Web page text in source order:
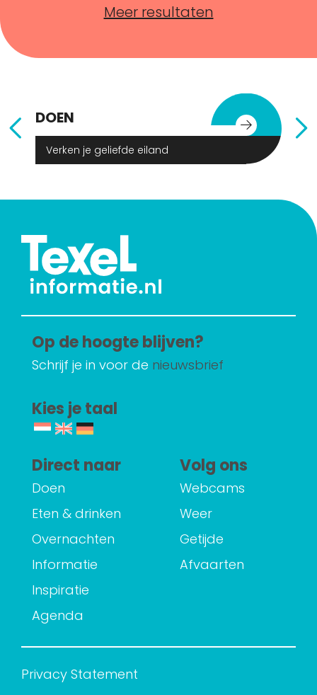
Meer resultaten
DOEN
Verken je geliefde eiland
Op de hoogte blijven?
Schrijf je in voor de nieuwsbrief
Kies je taal
Direct naar
Doen
Eten & drinken
Overnachten
Informatie
Inspiratie
Agenda
Volg ons
Webcams
Weer
Getijde
Afvaarten
Privacy Statement